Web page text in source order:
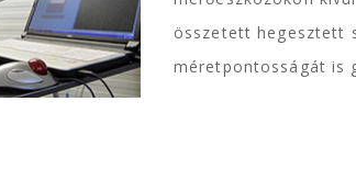
összetett hegesztett
méretpontosságát is